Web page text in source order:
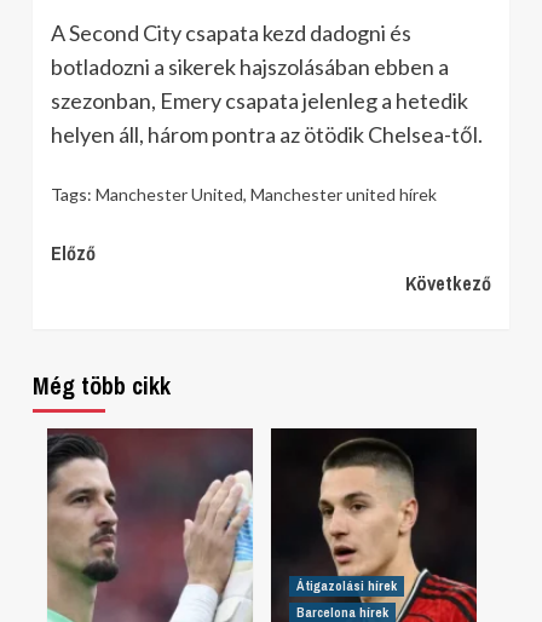
A Second City csapata kezd dadogni és
botladozni a sikerek hajszolásában ebben a
szezonban, Emery csapata jelenleg a hetedik
helyen áll, három pontra az ötödik Chelsea-től.
Tags: Manchester United, Manchester united hírek
Continue
Előző
Következő
Még több cikk
Átigazolási hírek
Barcelona hírek